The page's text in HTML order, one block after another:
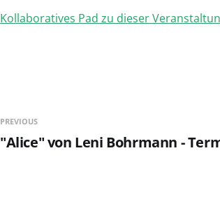
Kollaboratives Pad zu dieser
PREVIOUS
"Alice" von Leni Bohrmann -